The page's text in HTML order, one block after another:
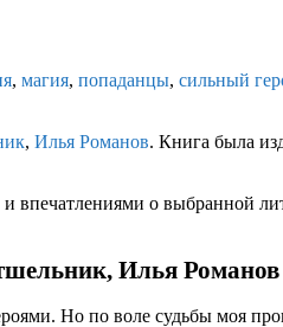
, магия, попаданцы, сильный
, Илья Романов. Книга была
о выбранной
Илья Романов
Но по воле судьбы моя